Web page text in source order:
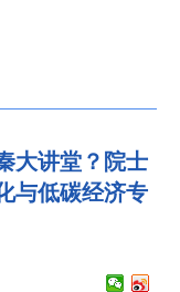
大讲堂？院士
与低碳经济专